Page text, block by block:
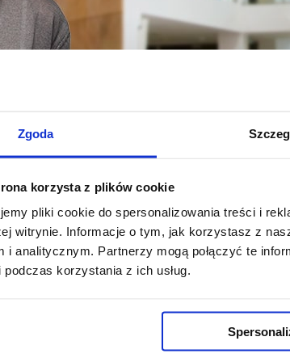
Zgoda
korzysta z plików cookie
pliki cookie do spersonalizowania treści i
witrynie. Informacje o tym, jak korzystasz z
i analitycznym. Partnerzy mogą połączyć te
korzystania z ich usług.
i Filozofii całe Kolegium Nauk Społecznych
przejdź